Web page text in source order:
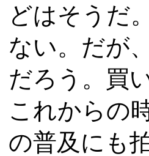
どはそうだ
ない。だが
だろう。買
これからの
の普及にも